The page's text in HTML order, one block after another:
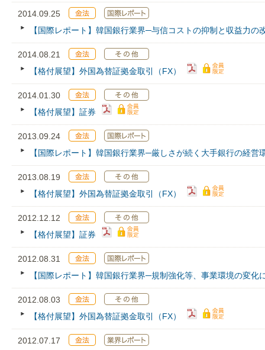
2014.09.25
【国際レポート】韓国銀行業界─与信コストの抑制と収益力の
2014.08.21
【格付展望】外国為替証拠金取引（FX）
2014.01.30
【格付展望】証券
2013.09.24
【国際レポート】韓国銀行業界─厳しさが続く大手銀行の経営
2013.08.19
【格付展望】外国為替証拠金取引（FX）
2012.12.12
【格付展望】証券
2012.08.31
【国際レポート】韓国銀行業界─規制強化等、事業環境の変
2012.08.03
【格付展望】外国為替証拠金取引（FX）
2012.07.17